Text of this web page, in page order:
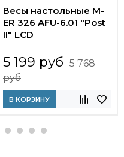
Весы настольные M-
ER 326 AFU-6.01 "Post
II" LCD
5 199 руб 5 768
руб
В КОРЗИНУ